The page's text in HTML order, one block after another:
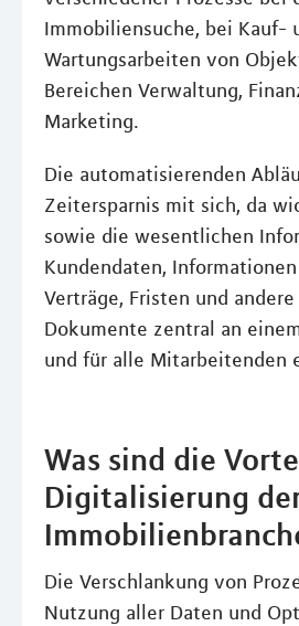
Immobiliensuche, bei Kauf-
Wartungsarbeiten von
Bereichen Verwaltung,
Marketing.
Die automatisierenden
Zeitersparnis mit sich, da
sowie die wesentlichen
Kundendaten,
Verträge, Fristen und
Dokumente zentral an
und für alle Mitarbeitenden
Was sind die
Digitalisierung
Die Verschlankung von
Nutzung aller Daten und